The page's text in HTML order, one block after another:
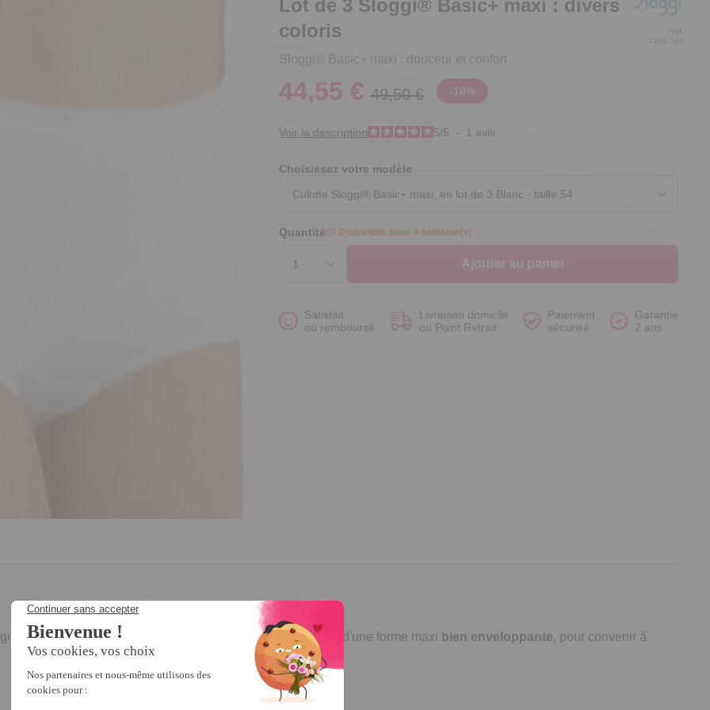
Voir le produit
Voir le produit
Voir le produit
Voir le produit
Lot de 3 Sloggi® Basic+ maxi : divers
coloris
Sloggi® Basic+ maxi : douceur et confort
Réf.
7268.220
44,55 € 49,50 € -10%
Voir la description 5/5 - 1 avis
Choisissez votre modèle
Quantité Disponible sous 4 semaine(s)
Ajouter au panier
Satisfait
ou remboursé
Livraison domicile
ou Point Retrait
Paiement
sécurisé
Garantie
2 ans
Basic+ maxi est vraiment agréable à porter ! Elle bénéficie d'une forme maxi bien enveloppante, pour convenir à